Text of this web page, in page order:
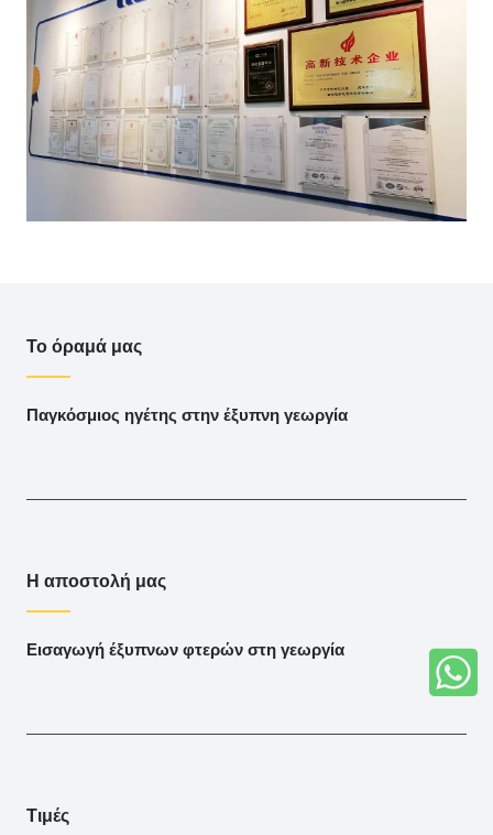
Το όραμά μας
Παγκόσμιος ηγέτης στην έξυπνη γεωργία
Η αποστολή μας
Εισαγωγή έξυπνων φτερών στη γεωργία
Τιμές